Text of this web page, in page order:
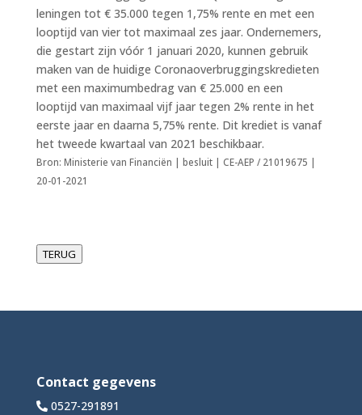
leningen tot € 35.000 tegen 1,75% rente en met een
looptijd van vier tot maximaal zes jaar. Ondernemers,
die gestart zijn vóór 1 januari 2020, kunnen gebruik
maken van de huidige Coronaoverbruggingskredieten
met een maximumbedrag van € 25.000 en een
looptijd van maximaal vijf jaar tegen 2% rente in het
eerste jaar en daarna 5,75% rente. Dit krediet is vanaf
het tweede kwartaal van 2021 beschikbaar.
Bron: Ministerie van Financiën | besluit | CE-AEP / 21019675 |
20-01-2021
TERUG
Contact gegevens
0527-291891